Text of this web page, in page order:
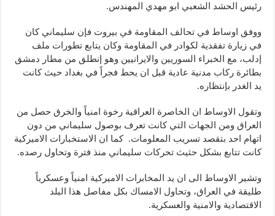
رئيس الحشد الشعبي ابو مهدي المهندس.
ووفق اوساط في تحالف المقاومة في بيروت فإن سليماني كان
في زيارة تفقدية لكوادر في المقاومة وكان يتابع تطورات ملف
إدلب، مع الخبراء السوريين والايرانيين وهو إنطلق من مطار دمشق
بطائرة ركاب مدنية عادية قبل ان يحط فجراً في بغداد حيث كانت
يد الغدر بإنتظاره.
وتقول الاوساط ان الخاصرة العراقية رخوة امنياً والخرق حصل من
العراق ومن الجهات التي كانت تعرف بوصول سليماني من دون
اتهام احد بتقصد تسريب المعلومات. كما ان الاستخبارات الاميركية
كانت تتابع بشكل حثيث تحركات سليماني منذ فترة وتحاول رصده.
وتشير الاوساط الى ان يد المخابرات الاميركية امنياً وعسكرياً
طليقة في العراق، وتحاول الامساك بكل مفاصل هذا البلد
الاقتصادية والامنية والعسكرية.